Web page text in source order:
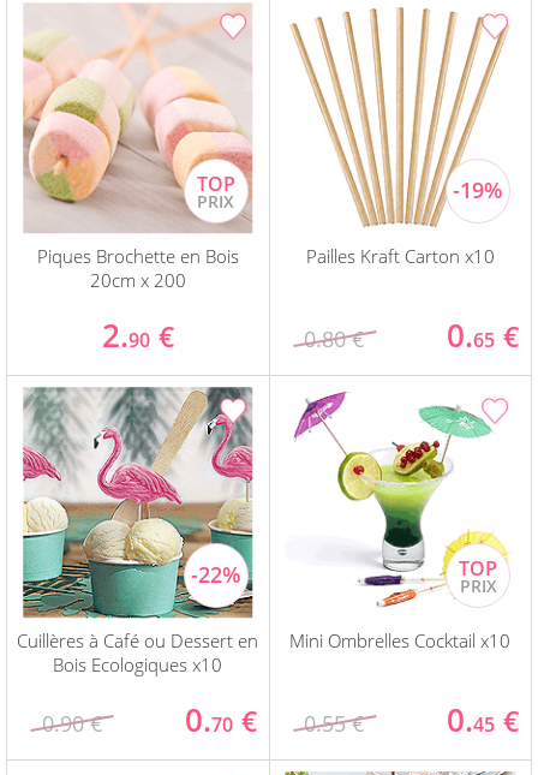
Piques Brochette en Bois
20cm x 200
2.90 €
Pailles Kraft Carton x10
0.80 € 0.65 €
Cuillères à Café ou Dessert en
Bois Ecologiques x10
0.90 € 0.70 €
Mini Ombrelles Cocktail x10
0.55 € 0.45 €